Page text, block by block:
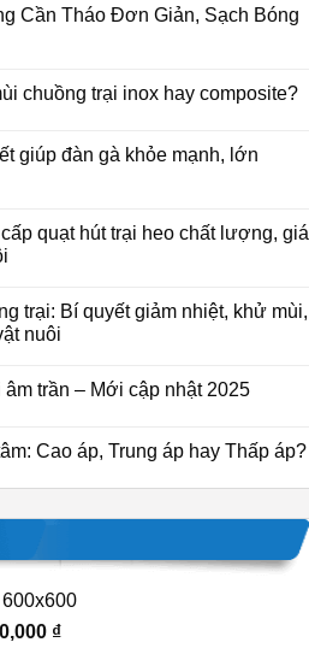
Cần Tháo Đơn Giản, Sạch Bóng
chuồng trại inox hay composite?
giúp đàn gà khỏe mạnh, lớn
quạt hút trại heo chất lượng, giá
trại: Bí quyết giảm nhiệt, khử mùi,
nuôi
âm trần – Mới cập nhật 2025
Cao áp, Trung áp hay Thấp áp?
₫